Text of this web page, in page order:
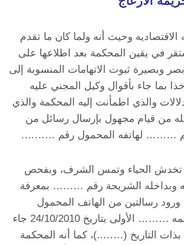
وحيث أنه ولما كان ما تقدم
في يقين المحكمة بعد اطلاعها على
وبصيرة ثبوت الاتهامات المنسوبة إلى
أخذا بما جاء بأقوال وكيل المجني عليه
والذي اطمأنت إليه المحكمة والذي
من قيام مجهول بإرسال رسائل من
……… لهاتفه المحمول رقم ……….
تخدش الحياء وتمس الشرف، وبفحص
وبداخله الشريحة رقم ……… بمعرفة
رسالتين من الهاتف المحمول
الخاص بالمتهم ورقمه ……… الأولى بتاريخ 24/10/2010 جاء
بذات التاريخ (……..)، كما أنه المحكمة